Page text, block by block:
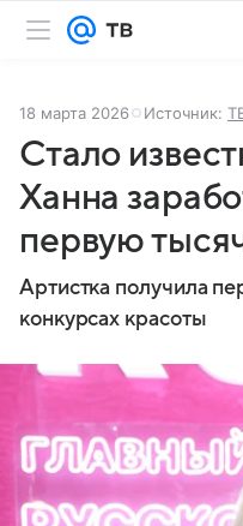
18 марта 2026 Источник:
Стало
Ханна
первую
Артистка получила
конкурсах красоты